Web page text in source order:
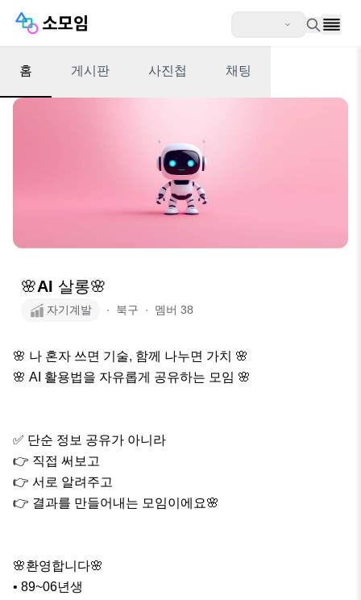
홈 게시판 사진첩 채팅
🌸AI 살롱🌸
자기계발 ∙ 북구 ∙ 멤버 38
🌸 나 혼자 쓰면 기술, 함께 나누면 가치 🌸
🌸 AI 활용법을 자유롭게 공유하는 모임 🌸
✅ 단순 정보 공유가 아니라
👉 직접 써보고
👉 서로 알려주고
👉 결과를 만들어내는 모임이에요🌸
🌸환영합니다🌸
• 89~06년생